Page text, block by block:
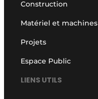
Construction
Matériel et machines
Projets
Espace Public
LIENS UTILS